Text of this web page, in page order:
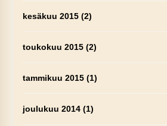
kesäkuu 2015(2)
toukokuu 2015(2)
tammikuu 2015(1)
joulukuu 2014(1)